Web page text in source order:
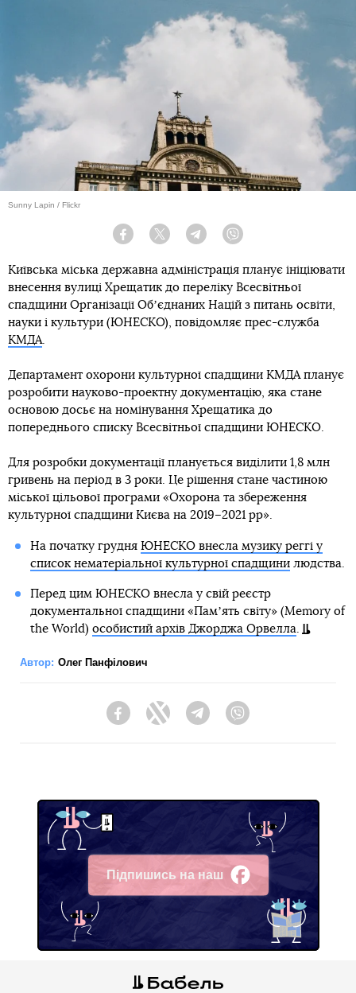
Sunny Lapin / Flickr
Facebook Twitter Telegram
Київська міська державна адміністрація планує ініціювати
внесення вулиці Хрещатик до переліку Всесвітньої
спадщини Організації Обʼєднаних Націй з питань освіти,
науки і культури (ЮНЕСКО), повідомляє прес-служба
КМДА.
Департамент охорони культурної спадщини КМДА планує
розробити науково-проектну документацію, яка стане
основою досьє на номінування Хрещатика до
попереднього списку Всесвітньої спадщини ЮНЕСКО.
Для розробки документації планується виділити 1,8 млн
гривень на період в 3 роки. Це рішення стане частиною
міської цільової програми «Охорона та збереження
культурної спадщини Києва на 2019–2021 рр».
На початку грудня ЮНЕСКО внесла музику реггі у
список нематеріальної культурної спадщинилюдства.
Перед цим ЮНЕСКО внесла у свій реєстр
документальної спадщини «Памʼять світу» (Memory of
the World) особистий архів Джорджа Орвелла.
Автор: Олег Панфілович
FacebookTwitter Telegram
Підпишись на наш
Facebook